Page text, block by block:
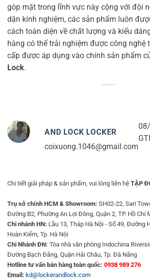
góp mặt trong lĩnh vực này cộng với đội
dặn kinh nghiệm, các sản phẩm luôn
cách toàn diện về chất lượng và kiểu
hàng có thể trải nghiệm được công nghệ
cấp được áp dụng vào chính sản phẩm
Lock.
AND LOCK LOCKER
coixuong.1046@gmail.com
Chi tiết giải pháp & sản phẩm, vui lòng liên hệ TẬP
Trụ sở chính HCM & Showroom: SH02-22, Sari
Đường B2, Phường An Lợi Đông, Quận 2, TP. Hồ Chí
Chi nhánh HN: Lầu 13, Tháp Hà Nội - Số 49, Đường
Hoàn Kiếm, Tp. Hà Nội
Chi Nhánh ĐN: Tòa nhà văn phòng Indochina
Đường Bạch Đằng, Quận Hải Châu, Tp. Đà Nẵng
Hotline tư vấn bán hàng toàn quốc: 0938 989 276
Email: kd@lockerandlock.com